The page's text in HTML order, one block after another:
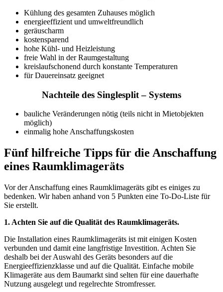
Kühlung des gesamten Zuhauses möglich
energieeffizient und umweltfreundlich
geräuscharm
kostensparend
hohe Kühl- und Heizleistung
freie Wahl in der Raumgestaltung
kreislaufschonend durch konstante Temperaturen
für Dauereinsatz geeignet
Nachteile des Singlesplit – Systems
bauliche Veränderungen nötig (teils nicht in Mietobjekten
möglich)
einmalig hohe Anschaffungskosten
Fünf hilfreiche Tipps für die Anschaffung
eines Raumklimageräts
Vor der Anschaffung eines Raumklimageräts gibt es einiges zu
bedenken. Wir haben anhand von 5 Punkten eine To-Do-Liste für
Sie erstellt.
1. Achten Sie auf die Qualität des Raumklimageräts.
Die Installation eines Raumklimageräts ist mit einigen Kosten
verbunden und damit eine langfristige Investition. Achten Sie
deshalb bei der Auswahl des Geräts besonders auf die
Energieeffizienzklasse und auf die Qualität. Einfache mobile
Klimageräte aus dem Baumarkt sind selten für eine dauerhafte
Nutzung ausgelegt und regelrechte Stromfresser.